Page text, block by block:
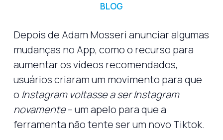
BLOG
Depois de Adam Mosseri anunciar algumas
mudanças no App, como o recurso para
aumentar os vídeos recomendados,
usuários criaram um movimento para que
o Instagram voltasse a ser Instagram
novamente– um apelo para que a
ferramenta não tente ser um novo Tiktok.